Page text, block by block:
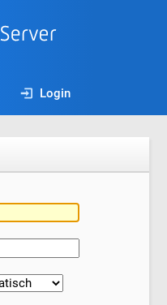
Login